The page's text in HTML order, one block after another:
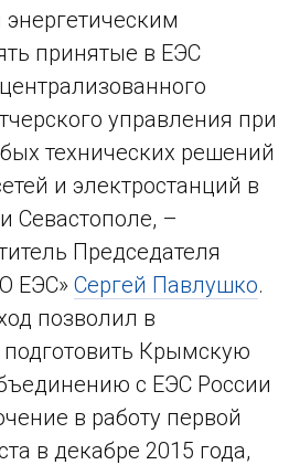
принятые в ЕЭС
управления при
технических решений
и электростанций в
Севастополе, –
Председателя
ЕЭС» Сергей Павлушко.
позволил в
Крымскую
с ЕЭС России
в работу первой
в декабре 2015 года,